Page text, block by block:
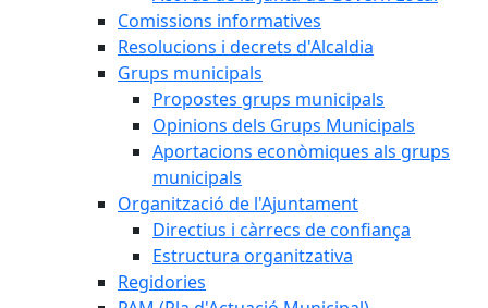
Comissions informatives
Resolucions i decrets d'Alcaldia
Grups municipals
Propostes grups municipals
Opinions dels Grups Municipals
Aportacions econòmiques als grups
municipals
Organització de l'Ajuntament
Directius i càrrecs de confiança
Estructura organitzativa
Regidories